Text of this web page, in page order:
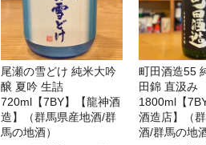
尾瀬の雪どけ 純米大吟
醸 夏吟 生詰
720ml【7BY】【龍神酒
造】（群馬県産地酒/群
馬の地酒）
町田酒造55
田錦 直汲み
1800ml【
酒造店】（
酒/群馬の地